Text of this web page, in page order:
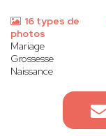
16 types de
photos
Mariage
Grossesse
Naissance